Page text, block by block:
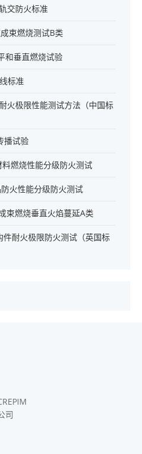
交防火标准
束燃烧测试B类
和垂直燃烧试验
标准
火极限性能测试方法（中国标
播试验
燃烧性能分级防火测试
火性能分级防火测试
束燃烧垂直火焰蔓延A类
件耐火极限防火测试（英国标
司